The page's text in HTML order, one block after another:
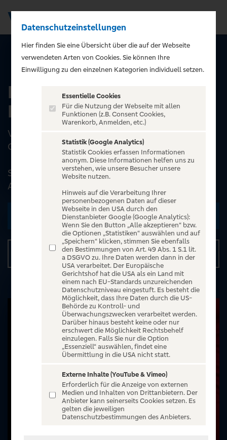
ALLE EVENTS
Das Kriminal Dinner -
Eine Leiche im Louvre
Verzwickte Kriminalfälle und kulinarischer
Genuss beim Kriminal Dinner
Sie suchen nach einem außergewöhnlichen
Abend, bei dem Sie den Alltag hinter s...
Zu den Terminen
Details
Datenschutzeinstellungen
Hier finden Sie eine Übersicht über die auf der Webseite
verwendeten Arten von Cookies. Sie können Ihre
Einwilligung zu den einzelnen Kategorien individuell setzen.
Essentielle Cookies
Für die Nutzung der Webseite mit allen
Funktionen (z.B. Consent Cookies,
Warenkorb, Anmelden, etc.)
Statistik (Google Analytics)
Statistik Cookies erfassen Informationen
anonym. Diese Informationen helfen uns zu
verstehen, wie unsere Besucher unsere
Website nutzen.
Hinweis auf die Verarbeitung Ihrer
personenbezogenen Daten auf dieser
Webseite in den USA durch den
Dienstanbieter Google (Google Analytics):
Wenn Sie den Button „Alle akzeptieren“ bzw.
die Optionen „Statistiken“ auswählen und auf
„Speichern“ klicken, stimmen Sie ebenfalls
den Bestimmungen von Art. 49 Abs. 1 S.1 lit.
a DSGVO zu. Ihre Daten werden dann in der
USA verarbeitet. Der Europäische
Gerichtshof hat die USA als ein Land mit
einem nach EU-Standards unzureichenden
Datenschutzniveau eingestuft. Es besteht die
Möglichkeit, dass Ihre Daten durch die US-
Behörde zu Kontroll- und
Überwachungszwecken verarbeitet werden.
Darüber hinaus besteht keine oder nur
erschwert die Möglichkeit Rechtsbehelf
einzulegen. Falls Sie nur die Option
„Essenziell“ auswählen, findet eine
Übermittlung in die USA nicht statt.
Externe Inhalte (YouTube & Vimeo)
Erforderlich für die Anzeige von externen
Medien und Inhalten von Drittanbietern. Der
Anbieter kann seinerseits Cookies setzen. Es
gelten die jeweiligen
Datenschutzbestimmungen des Anbieters.